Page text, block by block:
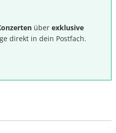
Lautstärke
über exklusive
direkt in dein Postfach.